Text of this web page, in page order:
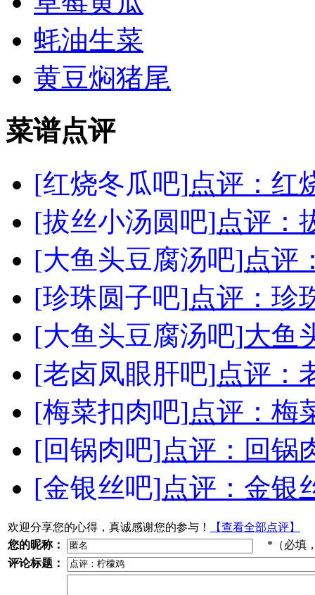
蚝油生菜
黄豆焖猪尾
菜谱点评
[红烧冬瓜吧]点评：红
[拔丝小汤圆吧]点评：
[大鱼头豆腐汤吧]点评
[珍珠圆子吧]点评：珍
[大鱼头豆腐汤吧]大鱼
[老卤凤眼肝吧]点评：
[梅菜扣肉吧]点评：梅
[回锅肉吧]点评：回锅
[金银丝吧]点评：金银
欢迎分享您的心得，真诚感谢您的参与！
【查看全部点评】
您的昵称：
*（必填
评论标题：